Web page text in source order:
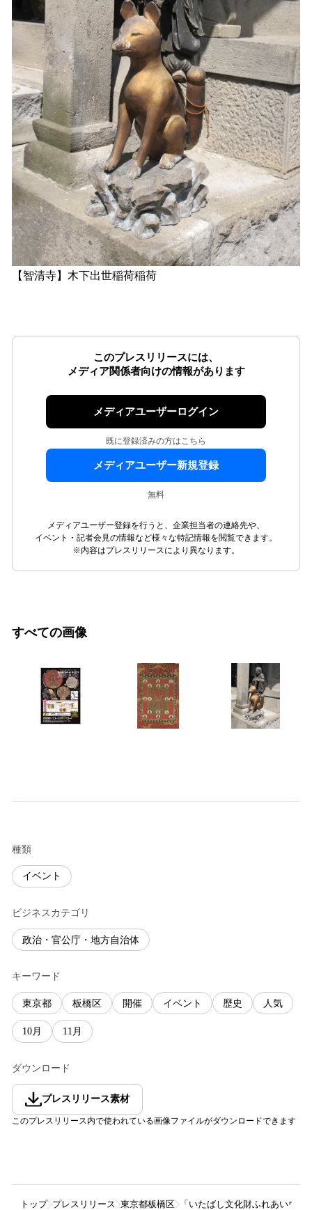
【智清寺】木下出世稲荷稲荷
このプレスリリースには、
メディア関係者向けの情報があります
メディアユーザーログイン
既に登録済みの方はこちら
メディアユーザー新規登録
無料
メディアユーザー登録を行うと、企業担当者の連絡先や、
イベント・記者会見の情報など様々な特記情報を閲覧できます。
※内容はプレスリリースにより異なります。
すべての画像
種類
イベント
ビジネスカテゴリ
政治・官公庁・地方自治体
キーワード
東京都 板橋区 開催 イベント 歴史 人気
10月 11月
ダウンロード
プレスリリース素材
このプレスリリース内で使われている画像ファイルがダウンロードできます
トップ プレスリリース 東京都板橋区 「いたばし文化財ふれあいウ